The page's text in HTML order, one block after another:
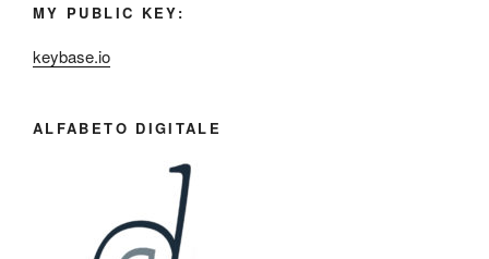
MY PUBLIC KEY:
keybase.io
ALFABETO DIGITALE